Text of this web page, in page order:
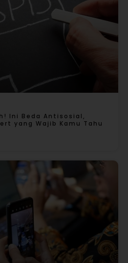
Ini Beda Antisosial,
yang Wajib Kamu Tahu